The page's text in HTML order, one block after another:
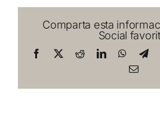
Comparta esta
Social
Facebook
X RedditLinkedIn
Email